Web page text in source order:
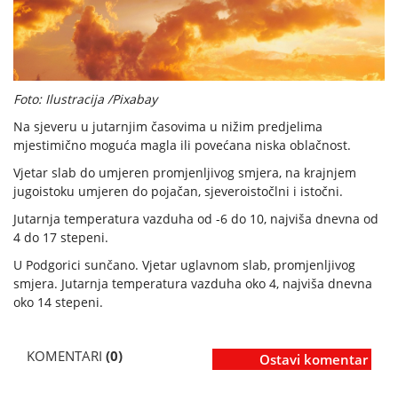
Foto: Ilustracija /Pixabay
Na sjeveru u jutarnjim časovima u nižim predjelima
mjestimično moguća magla ili povećana niska oblačnost.
Vjetar slab do umjeren promjenljivog smjera, na krajnjem
jugoistoku umjeren do pojačan, sjeveroistočlni i istočni.
Jutarnja temperatura vazduha od -6 do 10, najviša dnevna od
4 do 17 stepeni.
U Podgorici sunčano. Vjetar uglavnom slab, promjenljivog
smjera. Jutarnja temperatura vazduha oko 4, najviša dnevna
oko 14 stepeni.
KOMENTARI (0) Ostavi komentar